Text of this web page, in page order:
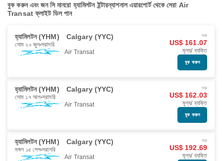
বুক করুন এবং জন সি মানরো হ্যামিলটন ইন্টারন্যাশনাল এয়ারপোর্ট থেকে সেরা Air
Transat ফ্লাইট ডিল পান
হ্যামিলটন (YHM) Calgary (YYC)
সোম ২০ জুল সরাসরি
Air Transat
শুরু
US$ 161.07
মূল্য/ ব্যক্তি
বুক করুন
হ্যামিলটন (YHM) Calgary (YYC)
সোম ১৭ আগ সরাসরি
Air Transat
শুরু
US$ 162.03
মূল্য/ ব্যক্তি
বুক করুন
হ্যামিলটন (YHM) Calgary (YYC)
মঙ্গল ১৫ সেপ সরাসরি
Air Transat
শুরু
US$ 192.69
মূল্য/ ব্যক্তি